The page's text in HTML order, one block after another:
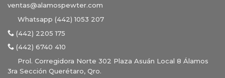
ventas@alamospewter.com
Whatsapp (442) 1053 207
(442) 2205 175
(442) 6740 410
Prol. Corregidora Norte 302 Plaza Asuán Local 8 Álamos
3ra Sección Querétaro, Qro.